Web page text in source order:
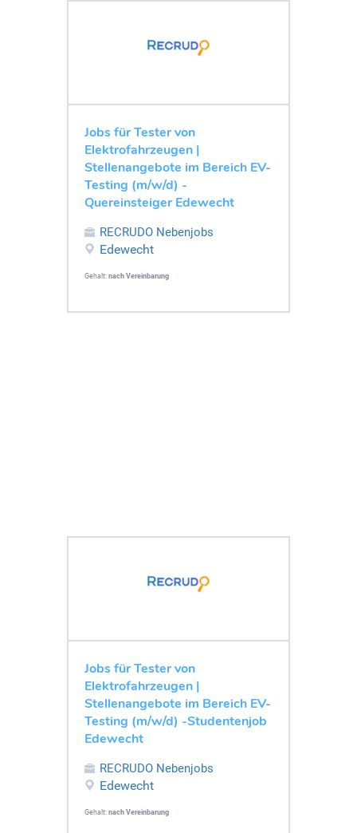
Jobs für Tester von
Elektrofahrzeugen |
Stellenangebote im Bereich EV-
Testing (m/w/d) -
Quereinsteiger Edewecht
RECRUDO Nebenjobs
Edewecht
Gehalt: nach Vereinbarung
Jobs für Tester von
Elektrofahrzeugen |
Stellenangebote im Bereich EV-
Testing (m/w/d) -Studentenjob
Edewecht
RECRUDO Nebenjobs
Edewecht
Gehalt: nach Vereinbarung